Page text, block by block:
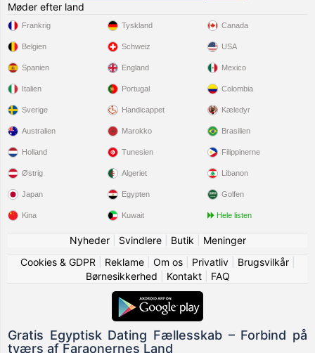
Møder efter land
Frankrig
Belgien
Spanien
Italien
Sverige
Tyskland
Schweiz
England
Portugal
Handicappet
Canada
USA
Mexico
Colombia
Kæledyr
Australien
Holland
Østrig
Japan
Kina
Marokko
Tunesien
Algeriet
Egypten
Kuwait
Brasilien
Filippinerne
Libanon
Golfen
Hele listen
Nyheder| Svindlere| Butik
Meninger
Cookies & GDPR
Reklame| Om os| Privatliv| Brugsvilkår|
Børnesikkerhed
Kontakt| FAQ
Gratis Egyptisk Dating Fællesskab – Forbind på
tværs af Faraonernes Land